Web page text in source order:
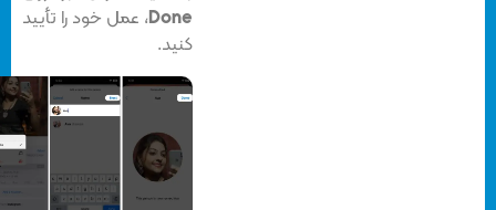
Done، عمل خود را تأیید
کنید.